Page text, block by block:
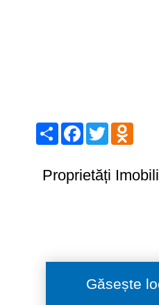
ShareFacebook
Twitter
Proprietăți
Găsește